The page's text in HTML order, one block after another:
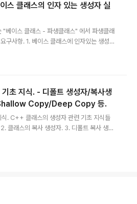
스 클래스의 인자 있는 생성자 실
베이스 클래스 - 파생클래스" 에서 파생클래
구사항. 1. 베이스 클래스에 인자있는 생성
클래스의 인자있는 생성자 호출되게 하고
스의 생성자를 상속받아서 사용한다. 방법2
스에 인자있는 생성자를 정의하였다. class
베이스 클래스의 인자 있는..
초 지식. - 디폴트 생성자/복사생
Copy/Deep Copy 등.
. C++ 클래스의 생성자 관련 기초 지식들
클래스의 복사 생성자. 3. 디폴트 복사 생성
추가할것. 클래스의 디폴트 생성자. 1. 컴파
폴트 생성자가 실행된다. 참고 : 소멸자를
컴파일 단계에서 자동으로 디폴트 소멸자